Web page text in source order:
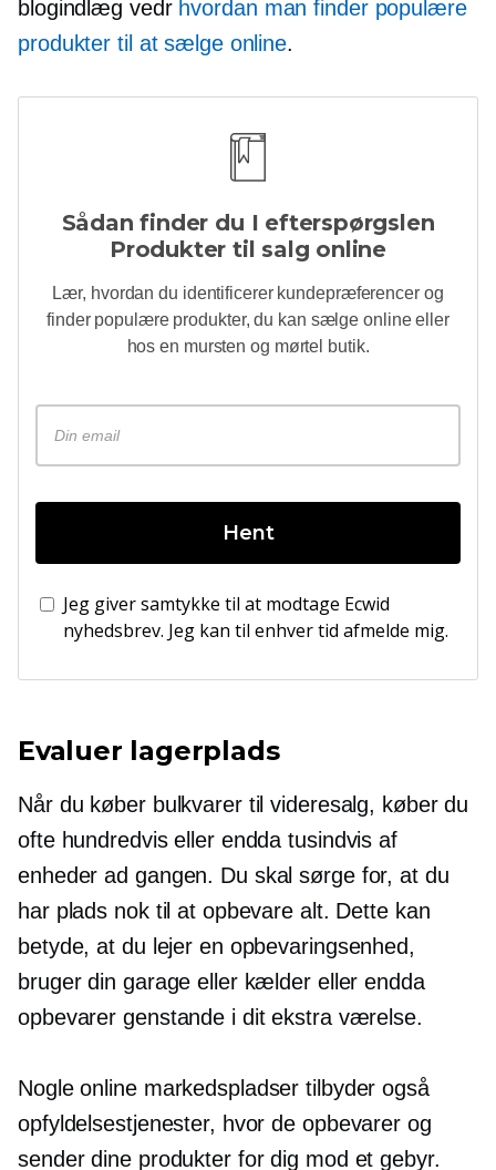
blogindlæg vedr hvordan man finder populære
produkter til at sælge online.
Sådan finder du I efterspørgslen
Produkter til salg online
Lær, hvordan du identificerer kundepræferencer og
finder populære produkter, du kan sælge online eller
hos en mursten og mørtel butik.
Hent
Jeg giver samtykke til at modtage Ecwid
nyhedsbrev. Jeg kan til enhver tid afmelde mig.
Evaluer lagerplads
Når du køber bulkvarer til videresalg, køber du
ofte hundredvis eller endda tusindvis af
enheder ad gangen. Du skal sørge for, at du
har plads nok til at opbevare alt. Dette kan
betyde, at du lejer en opbevaringsenhed,
bruger din garage eller kælder eller endda
opbevarer genstande i dit ekstra værelse.
Nogle online markedspladser tilbyder også
opfyldelsestjenester, hvor de opbevarer og
sender dine produkter for dig mod et gebyr.